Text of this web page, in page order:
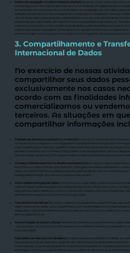
Dados de navegação no site e interações digitais: Quando você visita nosso site ou
coletar algumas informações técnicas, tais como endereço IP, datas e horários de
armazenados em seu dispositivo. Esses dados de navegação são utilizados para
preferências e proporcionar uma experiência mais personalizada (por exemplo,
utilizar esses dados para analisar o desempenho e uso do site, identificando número
problemas de usabilidade, a fim de melhorar nossas plataformas e serviços.
mails e comunicados, como confirmação de abertura de newsletters e cliques em
embutidas nessas mensagens. Esses dados nos ajudam a mensurar o
enviamos e aprimorar nossa comunicação com você, garantindo que nossos
3. Compartilhamento e
Internacional de Dados
No exercício de nossas
compartilhar seus dados
exclusivamente nos casos
acordo com as finalidades
comercializamos ou
terceiros. As situações em
compartilhar informações
Prestadores de serviços e parceiros comerciais: O escritório utiliza serviços de
conduzir nossos negócios. Isso engloba fornecedores de tecnologia da
mail marketing (por exemplo, plataforma de newsletter), ferramentas de analytics
de relacionamento com clientes (CRM), plataformas de pagamento, serviços de
também estão sujeitos à LGPD e devem tratar os dados para os fins estritamente
Correspondentes e escritórios de advocacia parceiros:
Em alguns casos, para
escritórios correspondentes (por exemplo, advogados correspondentes em outras
casos, compartilharemos os dados pessoais pertinentes ao caso com esses
a adequada prestação dos serviços jurídicos requeridos.
Autoridades e obrigações legais:
Poderemos divulgar dados pessoais para
sejamos legalmente obrigados ou mediante requisição oficial. Isso inclui o
reguladores, autoridades policiais ou outras autoridades públicas competentes.
estritamente necessários e nos termos da legislação.
Transações corporativas:Se o nosso negócio vier a passar por alguma fusão,
dados pessoais poderão ser compartilhados com as entidades envolvidas nessas
adequados. Caso a transferência de titularidade do escritório se concretize, os
termos desta Política.
Por solicitação do próprio titular: Também poderemos compartilhar seus dados
– por exemplo, se você nos solicitar que enviemos determinada documentação
sua autorização.
Transferência internacional de dados: Os dados pessoais coletados poderão, em
Isso pode ocorrer, por exemplo, quando utilizamos serviços de armazenamento
outros países, ou ao envolver escritórios de advocacia parceiros no exterior para
empregamos como Google Analytics, serviços de envio de e-mail (p.ex.